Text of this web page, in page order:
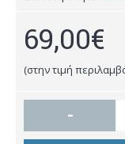
69,00€
(στην τιμή
-